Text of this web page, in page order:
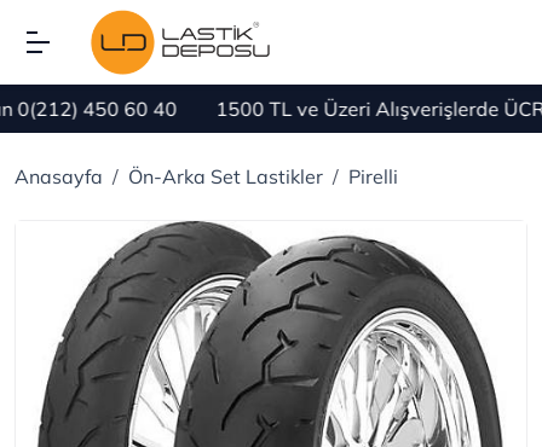
450 60 40 1500 TL ve Üzeri Alışverişlerde
Anasayfa Ön-Arka Set Lastikler Pirelli